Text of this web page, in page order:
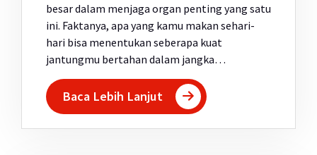
besar dalam menjaga organ penting yang satu
ini. Faktanya, apa yang kamu makan sehari-
hari bisa menentukan seberapa kuat
jantungmu bertahan dalam jangka…
Baca Lebih Lanjut